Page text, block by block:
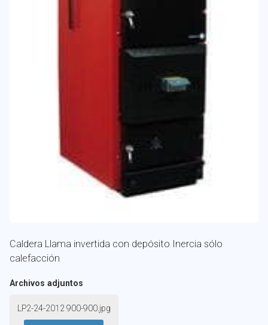
Caldera Llama invertida con depósito Inercia sólo
calefacción
Archivos adjuntos
LP2-24-2012 900-900.jpg